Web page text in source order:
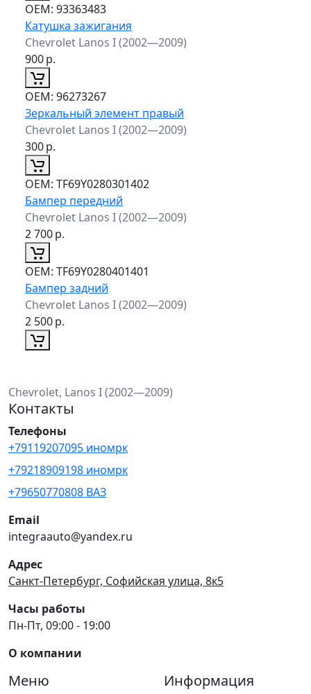
ОЕМ: 93363483
Катушка зажигания
Chevrolet Lanos I (2002—2009)
900р.
ОЕМ: 96273267
Зеркальный элемент правый
Chevrolet Lanos I (2002—2009)
300р.
ОЕМ: TF69Y0280301402
Бампер передний
Chevrolet Lanos I (2002—2009)
2 700р.
ОЕМ: TF69Y0280401401
Бампер задний
Chevrolet Lanos I (2002—2009)
2 500р.
Chevrolet, Lanos I (2002—2009)
Контакты
Телефоны
+79119207095 иномрк
+79218909198 иномрк
+79650770808 ВАЗ
Email
integraauto@yandex.ru
Адрес
Санкт-Петербург, Софийская улица, 8к5
Часы работы
Пн-Пт, 09:00 - 19:00
О компании
Меню Информация